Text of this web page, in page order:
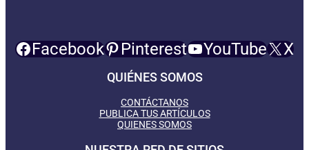
Facebook Pinterest YouTube X
QUIÉNES SOMOS
CONTÁCTANOS
PUBLICA TUS ARTÍCULOS
QUIENES SOMOS